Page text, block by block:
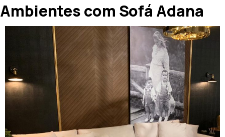
Ambientes com Sofá Adana